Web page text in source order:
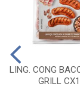
LING. CONG
GRILL